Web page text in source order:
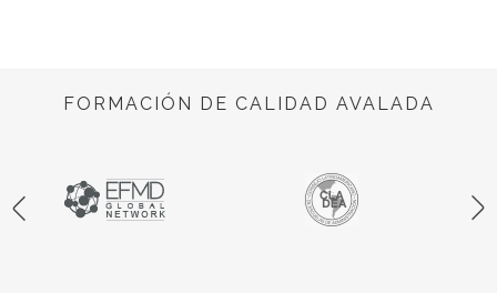
FORMACIÓN DE CALIDAD AVALADA